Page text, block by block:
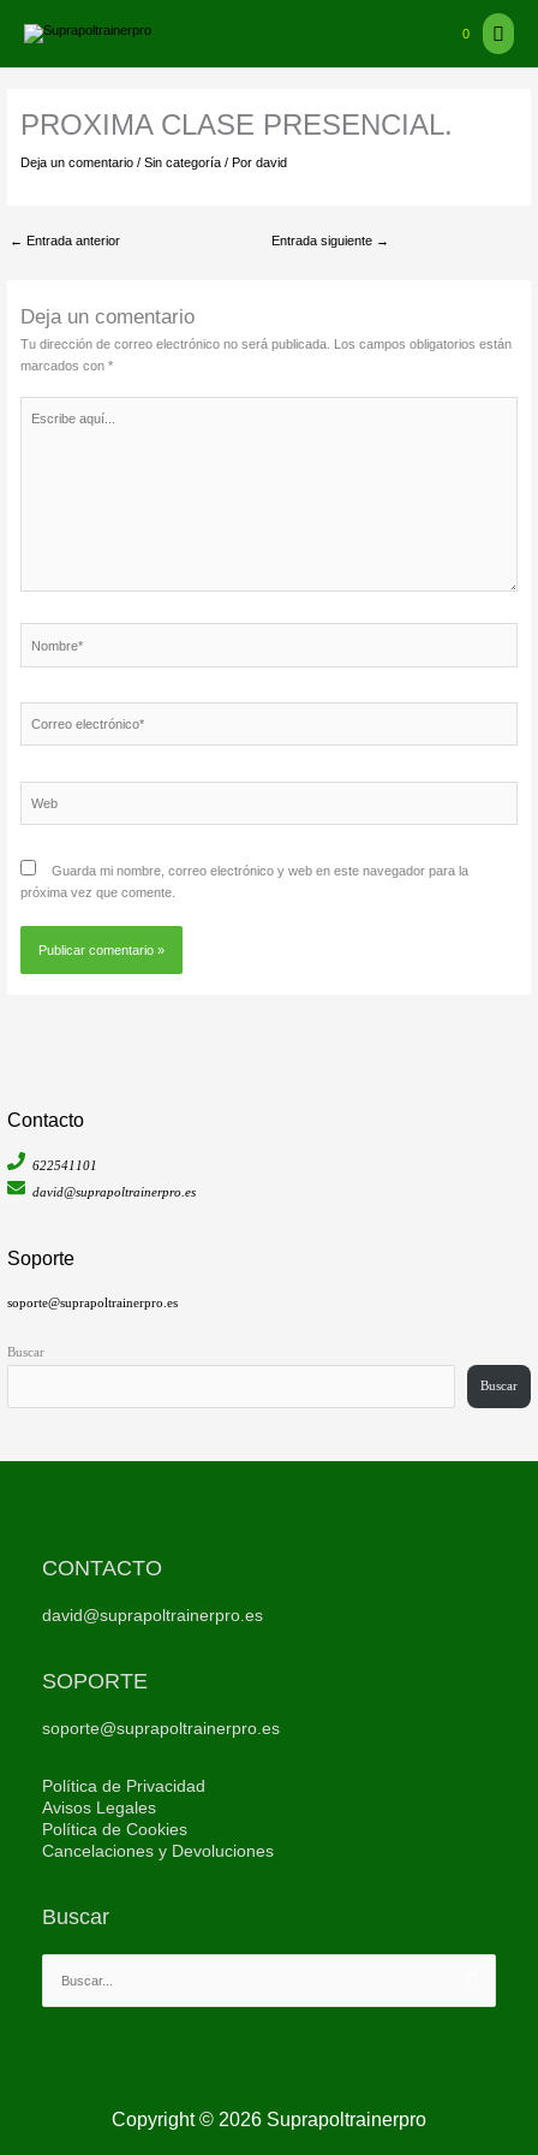
Menú
0
Contacto
622541101
david@suprapoltrainerpro.es
Soporte
soporte@suprapoltrainerpro.es
Buscar
Buscar
PROXIMA CLASE PRESENCIAL.
Deja un comentario / Sin categoría/ Por david
← Entrada anterior Entrada siguiente →
Deja un comentario
Tu dirección de correo electrónico no será publicada.
Los campos obligatorios están
marcados con *
aquí...
electrónico*
Guarda mi nombre, correo electrónico y web en este navegador para la
próxima vez que comente.
CONTACTO
david@suprapoltrainerpro.es
SOPORTE
soporte@suprapoltrainerpro.es
Política de Privacidad
Avisos Legales
Política de Cookies
Cancelaciones y Devoluciones
Buscar
Buscar
por:
Copyright © 2026 Suprapoltrainerpro